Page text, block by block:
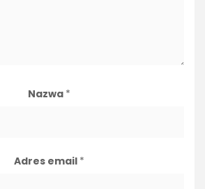
Nazwa *
Adres email *